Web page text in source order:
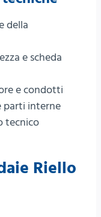
della
e scheda
e condotti
parti interne
tecnico
Riello